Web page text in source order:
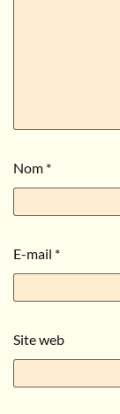
Nom *
E-mail *
Site web